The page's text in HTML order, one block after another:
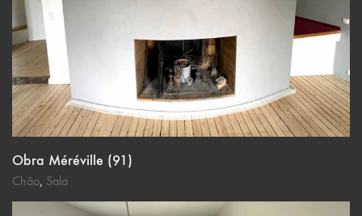
Obra Méréville (91)
Chão, Sala